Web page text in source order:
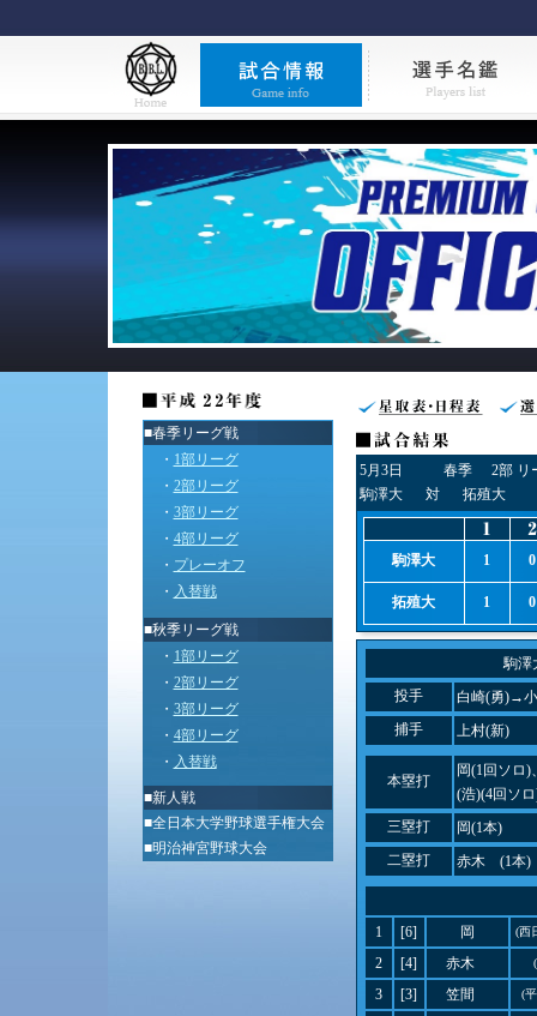
■春季リーグ戦
・ 1部リーグ
・ 2部リーグ
・ 3部リーグ
・ 4部リーグ
・ プレーオフ
・ 入替戦
■秋季リーグ戦
・ 1部リーグ
・ 2部リーグ
・ 3部リーグ
・ 4部リーグ
・ 入替戦
■新人戦
■全日本大学野球選手権大会
■明治神宮野球大会
5月3日 春季
2部 リ
駒澤大
対 拓殖大
駒澤大 1 0
拓殖大 1 0
駒澤
投手
白崎(勇)→
捕手
上村(新)
本塁打
岡(1回ソロ)
(浩)(4回ソ
三塁打
岡(1本)
二塁打
赤木 (1本)
1 [6] 岡 (西
2 [4] 赤木
3 [3] 笠間 (